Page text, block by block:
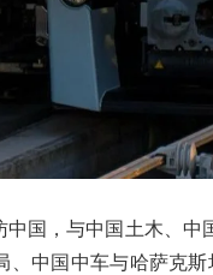
中国，与中国土木、
、中国中车与哈萨克